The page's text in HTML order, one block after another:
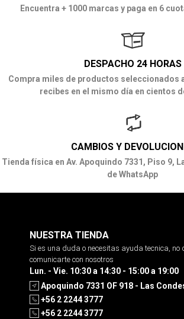
Encuentra + 1000 marcas y paga en 6
DESPACHO 24 HORAS
Compra miles de productos seleccionados
recibes en el mismo día en cientos
CAMBIOS Y
Tienda física en Av. Apoquindo 7331, Piso 9,
de WhatsApp
NUESTRA TIENDA
Si es una duda o necesitas ayuda tecnica, no
comunicarte con nosotros
Lun. - Vie. 10:30 a 14:30 - 15:00 a 19:00
Apoquindo 7331 OF 918 - Las
+56 2 2244 3777
+56 2 2244 3777